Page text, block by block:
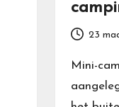
23
Mini-